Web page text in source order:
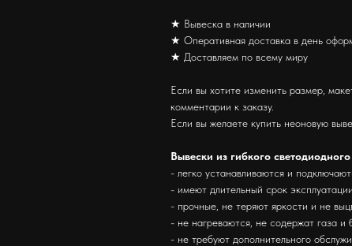
★ Вывеска в наличии
★ Оперативная доставка в день
★ Доставляем по всему миру
Если вы хотите изменить размер,
комментарии к заказу.
Если вы желаете купить неоновую
Вывески из гибкого
- легко устанавливаются и
- имеют длительный срок
- прочные, не теряют яркости и не
- не нагреваются, не содержат газа и
- не требуют дополнительного